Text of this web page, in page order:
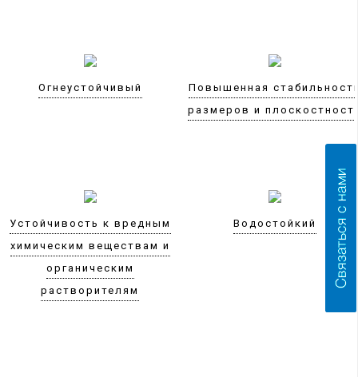
Огнеустойчивый
Повышенная
размеров и
Устойчивость к вредным
химическим веществам и
органическим
растворителям
Водостойкий